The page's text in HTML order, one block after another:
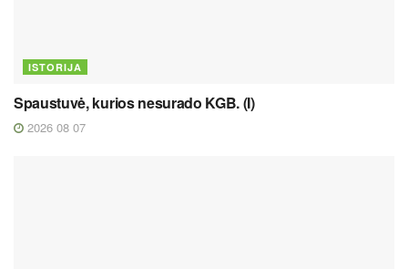
ISTORIJA
Spaustuvė, kurios nesurado KGB. (I)
2026 08 07